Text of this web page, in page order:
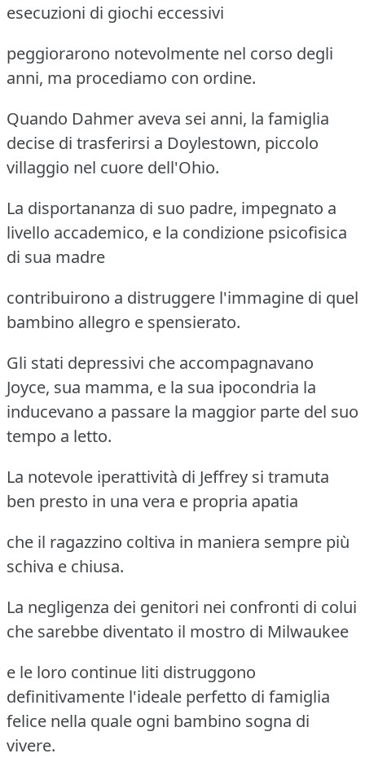
esecuzioni di giochi eccessivi
peggiorarono notevolmente nel corso degli
anni, ma procediamo con ordine.
Quando Dahmer aveva sei anni, la famiglia
decise di trasferirsi a Doylestown, piccolo
villaggio nel cuore dell'Ohio.
La disportananza di suo padre, impegnato a
livello accademico, e la condizione psicofisica
di sua madre
contribuirono a distruggere l'immagine di quel
bambino allegro e spensierato.
Gli stati depressivi che accompagnavano
Joyce, sua mamma, e la sua ipocondria la
inducevano a passare la maggior parte del suo
tempo a letto.
La notevole iperattività di Jeffrey si tramuta
ben presto in una vera e propria apatia
che il ragazzino coltiva in maniera sempre più
schiva e chiusa.
La negligenza dei genitori nei confronti di colui
che sarebbe diventato il mostro di Milwaukee
e le loro continue liti distruggono
definitivamente l'ideale perfetto di famiglia
felice nella quale ogni bambino sogna di
vivere.